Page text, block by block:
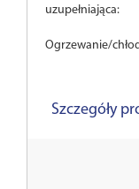
uzupełniająca:
Ogrzewanie/
Szczegóły